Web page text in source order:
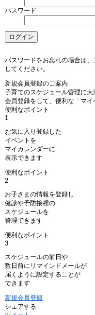
パスワード
パスワードをお忘れの場合は、
してください。
新規会員登録のご案内
子育てのスケジュール管理に大
会員登録をして、便利な「マイ
便利なポイント
1
お気に入り登録した
イベントを
マイカレンダーに
表示できます
便利なポイント
2
お子さまの情報を登録し
健診や予防接種の
スケジュールを
管理できます
便利なポイント
3
スケジュールの前日や
数日前にリマインドメールが
届くように設定することが
できます
新規会員登録
シェアする